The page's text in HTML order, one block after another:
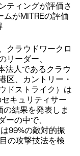
ティングが評価さ
ムがMITREの評価
クラウドワークロ
リーダー、
法人であるクラウ
区、カントリー・
ドストライク）は
キュリティサー
の結果を発表しま
ーの中で、
99%の敵対的振
の攻撃技法を検